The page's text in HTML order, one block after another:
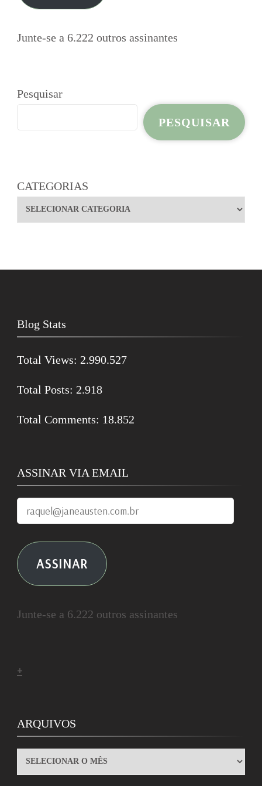
Junte-se a 6.222 outros assinantes
Pesquisar
PESQUISAR
CATEGORIAS
Blog Stats
Total Views: 2.990.527
Total Posts: 2.918
Total Comments: 18.852
ASSINAR VIA EMAIL
raquel@janeausten.com.br
ASSINAR
Junte-se a 6.222 outros assinantes
+
ARQUIVOS
ARQUIVOS